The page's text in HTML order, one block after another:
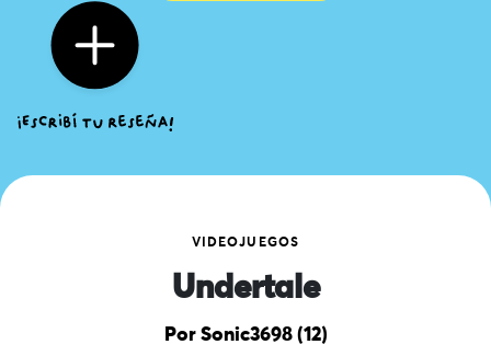
VIDEOJUEGOS
Undertale
Por Sonic3698 (12)